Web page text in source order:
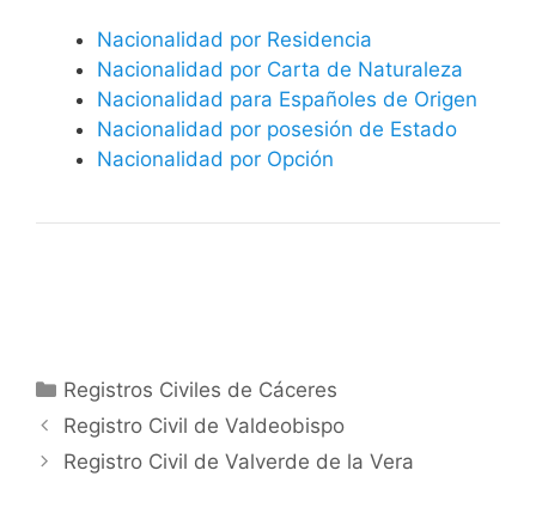
Nacionalidad por Residencia
Nacionalidad por Carta de Naturaleza
Nacionalidad para Españoles de Origen
Nacionalidad por posesión de Estado
Nacionalidad por Opción
Categorías
Registros Civiles de Cáceres
Registro Civil de Valdeobispo
Registro Civil de Valverde de la Vera